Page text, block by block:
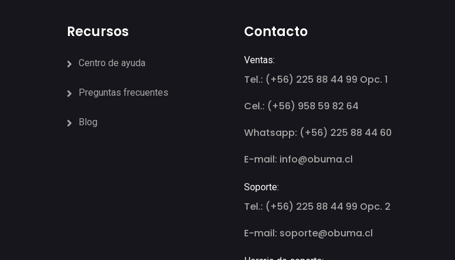
Recursos
Centro de ayuda
Preguntas frecuentes
Blog
Contacto
Ventas:
Tel.: (+56) 225 88 44 99 Opc. 1
Cel.: (+56) 958 59 82 64
Whatsapp: (+56) 225 88 44 60
E-mail: info@obuma.cl
Soporte:
Tel.: (+56) 225 88 44 99 Opc. 2
E-mail: soporte@obuma.cl